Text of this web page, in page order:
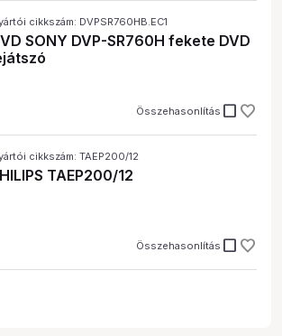
cikkszám: DVPSR760HB.EC1
SONY DVP-SR760H fekete DVD
Összehasonlítás check_box_outline_blank
cikkszám: TAEP200/12
TAEP200/12
Összehasonlítás check_box_outline_blank